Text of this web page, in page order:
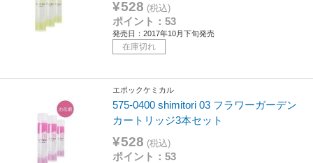
¥528 (税込)
ポイント：53
発売日：2017年10月下旬発売
在庫切れ
エポックケミカル
575-0400 shimitori 03 フラワーガーデン
カートリッジ3本セット
¥528 (税込)
ポイント：53